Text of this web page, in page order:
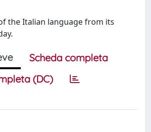
the Italian language from its
Scheda completa
(DC)